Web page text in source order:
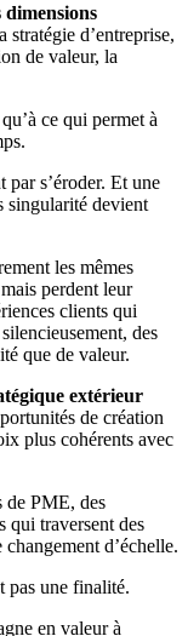
dimensions
stratégie d’entreprise,
de valeur, la
ce qui permet à
s’éroder. Et une
singularité devient
les mêmes
perdent leur
clients qui
des
que de valeur.
extérieur
de création
plus cohérents avec
de PME, des
qui traversent des
d’échelle.
pas une finalité.
en valeur à